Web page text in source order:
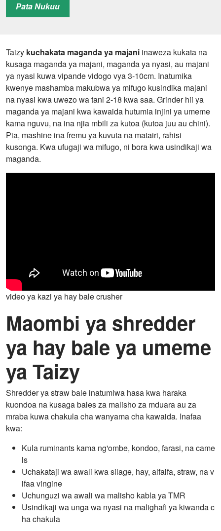
Uzito
Pata Nukuu
Taizy kuchakata maganda ya majani inaweza kukata na
kusaga maganda ya majani, maganda ya nyasi, au majani
ya nyasi kuwa vipande vidogo vya 3-10cm. Inatumika
kwenye mashamba makubwa ya mifugo kusindika majani
na nyasi kwa uwezo wa tani 2-18 kwa saa. Grinder hii ya
maganda ya majani kwa kawaida hutumia injini ya umeme
kama nguvu, na ina njia mbili za kutoa (kutoa juu au chini).
Pia, mashine ina fremu ya kuvuta na matairi, rahisi
kusonga. Kwa ufugaji wa mifugo, ni bora kwa usindikaji wa
maganda.
video ya kazi ya hay bale crusher
Maombi ya shredder
ya hay bale ya umeme
ya Taizy
Shredder ya straw bale inatumiwa hasa kwa haraka
kuondoa na kusaga bales za malisho za mduara au za
mraba kuwa chakula cha wanyama cha kawaida. Inafaa
kwa:
Kula ruminants kama ng'ombe, kondoo, farasi, na came
ls
Uchakataji wa awali kwa silage, hay, alfalfa, straw, na v
ifaa vingine
Uchunguzi wa awali wa malisho kabla ya TMR
Usindikaji wa unga wa nyasi na malighafi ya kiwanda c
ha chakula